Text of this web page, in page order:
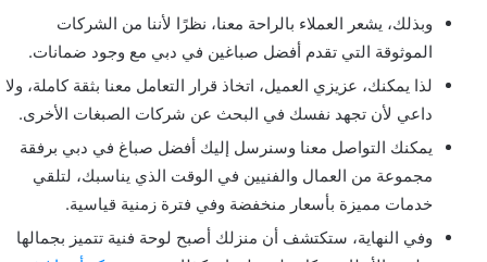
وبذلك، يشعر العملاء بالراحة معنا، نظرًا لأننا من الشركات
الموثوقة التي تقدم أفضل صباغين في دبي مع وجود ضمانات.
لذا يمكنك، عزيزي العميل، اتخاذ قرار التعامل معنا بثقة كاملة، ولا
داعي لأن تجهد نفسك في البحث عن شركات الصبغات الأخرى.
يمكنك التواصل معنا وسنرسل إليك أفضل صباغ في دبي برفقة
مجموعة من العمال والفنيين في الوقت الذي يناسبك، لتلقي
خدمات مميزة بأسعار منخفضة وفي فترة زمنية قياسية.
وفي النهاية، ستكتشف أن منزلك أصبح لوحة فنية تتميز بجمالها